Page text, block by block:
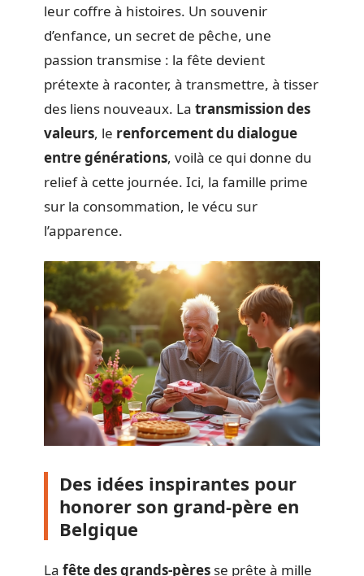
leur coffre à histoires. Un souvenir
d’enfance, un secret de pêche, une
passion transmise : la fête devient
prétexte à raconter, à transmettre, à tisser
des liens nouveaux. La transmission des
valeurs, le renforcement du dialogue
entre générations, voilà ce qui donne du
relief à cette journée. Ici, la famille prime
sur la consommation, le vécu sur
l’apparence.
Des idées inspirantes pour
honorer son grand-père en
Belgique
La fête des grands-pères se prête à mille